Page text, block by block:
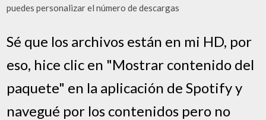
puedes personalizar el número de descargas
Sé que los archivos están en mi HD, por
eso, hice clic en "Mostrar contenido del
paquete" en la aplicación de Spotify y
navegué por los contenidos pero no